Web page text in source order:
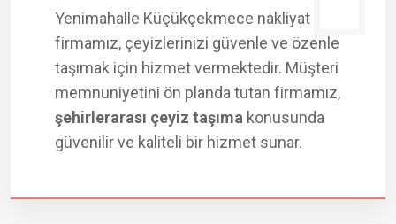
Yenimahalle Küçükçekmece nakliyat
firmamız, çeyizlerinizi güvenle ve özenle
taşımak için hizmet vermektedir. Müşteri
memnuniyetini ön planda tutan firmamız,
şehirlerarası çeyiz taşıma konusunda
güvenilir ve kaliteli bir hizmet sunar.